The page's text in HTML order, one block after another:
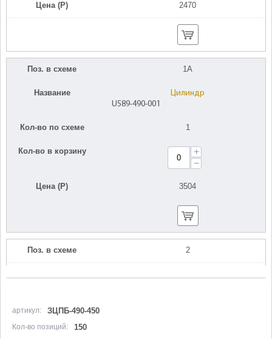
Цена (Р) 2470
Поз. в схеме 1A
Название
Цилиндр
U589-490-001
Кол-во по схеме 1
Кол-во в корзину
+
−
Цена (Р) 3504
Поз. в схеме 2
Кол-во по схеме
Кол-во в корзину
артикул: ЗЦПБ-490-450
Кол-во позиций: 150